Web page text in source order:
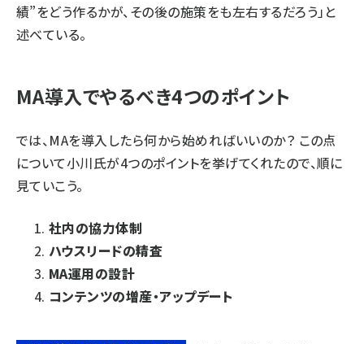
績”をどう作るかが、その後の施策をも左右するだろう」と
述べている。
MA導入でやるべき4つのポイント
では、MAを導入したら何から始めればいいのか？ この点
について小川氏が4つのポイントを挙げてくれたので、順に
見ていこう。
社内の協力体制
ハウスリードの精査
MA運用の設計
コンテンツの増産・アップデート